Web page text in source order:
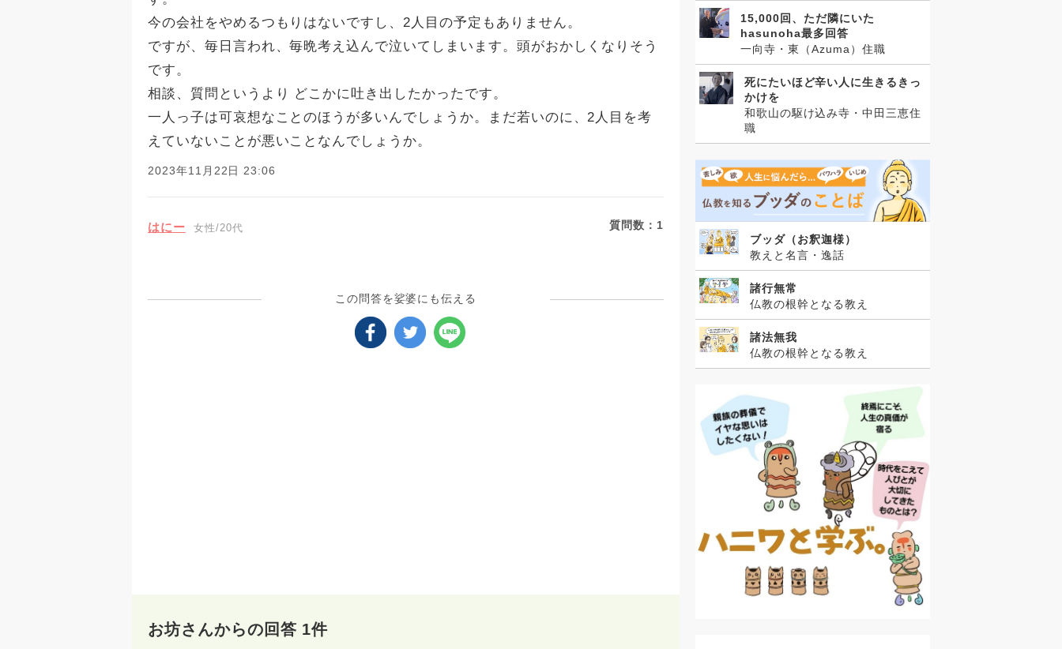
今の会社をやめるつもりはないですし、2人目の予定もありません。
ですが、毎日言われ、毎晩考え込んで泣いてしまいます。頭がおかしくなりそう
です。
相談、質問というより どこかに吐き出したかったです。
一人っ子は可哀想なことのほうが多いんでしょうか。まだ若いのに、2人目を考
えていないことが悪いことなんでしょうか。
2023年11月22日 23:06
はにー 女性/20代 質問数： 1
この問答を娑婆にも伝える
お坊さんからの回答 1件
15,000回、ただ隣にいた
hasunoha最多回答
一向寺・東（Azuma）住職
死にたいほど辛い人に生きるきっ
かけを
和歌山の駆け込み寺・中田三恵住
職
ブッダ（お釈迦様）
教えと名言・逸話
諸行無常
仏教の根幹となる教え
諸法無我
仏教の根幹となる教え